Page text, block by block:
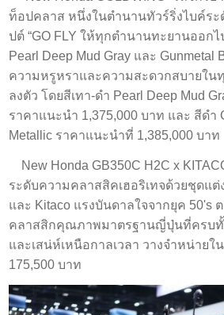
ท็อปคลาส หนึ่งในตำนานทัวร์ริ่งไบค์ระ
ปต์ “GO FLY ให้ทุกตำนานทะยานออก
Pearl Deep Mud Gray และ Gunmetal
ความหรูหราและความสะดวกสบายใน
ลงตัว โดยสีเทา-ดำ Pearl Deep Mud
ราคาแนะนำ 1,375,000 บาท และ สีดำ
Metallic ราคาแนะนำที่ 1,385,000 บาท
New Honda GB350C H2C x
ระดับความคลาสสิคเฮอริเทจด้วยชุดแต่
และ Kitaco แรงบันดาลใจจากยุค 50's
คลาสสิกคุณภาพมาตรฐานญี่ปุ่นที่ครบทั้
และเสน่ห์เหนือกาลเวลา วางจำหน่าย
175,500 บาท